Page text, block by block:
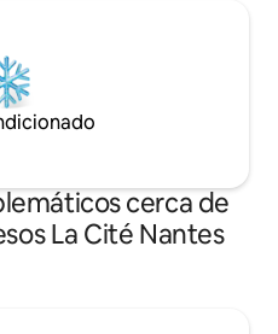
cerca de
La Cité Nantes